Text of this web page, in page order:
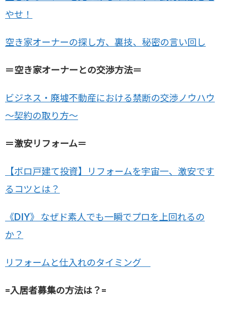
やせ！
空き家オーナーの探し方、裏技、秘密の言い回し
＝空き家オーナーとの交渉方法＝
ビジネス・廃墟不動産における禁断の交渉ノウハウ
～契約の取り方～
＝激安リフォーム＝
【ボロ戸建て投資】リフォームを宇宙一、激安です
るコツとは？
《DIY》 なぜド素人でも一瞬でプロを上回れるの
か？
リフォームと仕入れのタイミング
=入居者募集の方法は？=